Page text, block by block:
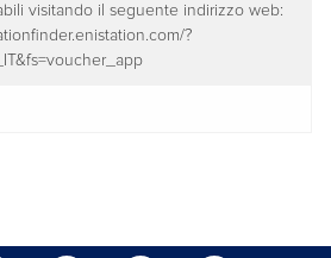
visitando il seguente indirizzo web:
?